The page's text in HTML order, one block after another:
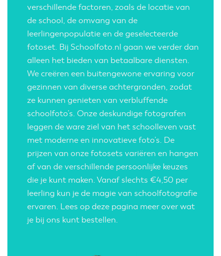
verschillende factoren, zoals de locatie van
de school, de omvang van de
leerlingenpopulatie en de geselecteerde
fotoset. Bij Schoolfoto.nl gaan we verder dan
alleen het bieden van betaalbare diensten.
We creëren een buitengewone ervaring voor
gezinnen van diverse achtergronden, zodat
ze kunnen genieten van verbluffende
schoolfoto’s. Onze deskundige fotografen
leggen de ware ziel van het schoolleven vast
met moderne en innovatieve foto’s. De
prijzen van onze fotosets variëren en hangen
af van de verschillende persoonlijke keuzes
die je kunt maken. Vanaf slechts €4,50 per
leerling kun je de magie van schoolfotografie
ervaren. Lees op deze pagina meer over wat
je bij ons kunt bestellen.